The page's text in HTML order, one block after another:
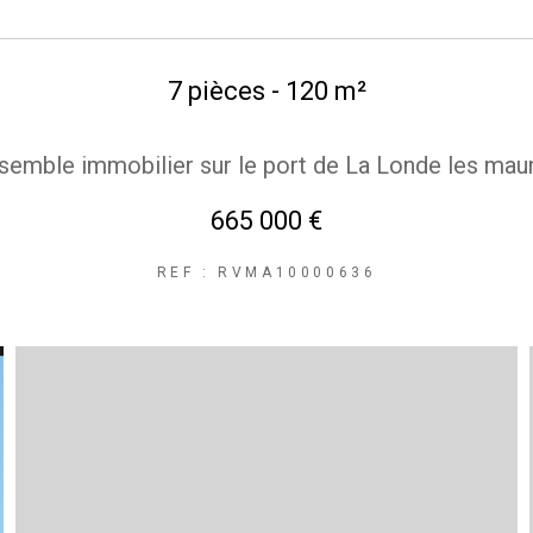
7 pièces - 120 m²
immobilier sur le port de La Londe les
665 000 €
REF : RVMA10000636